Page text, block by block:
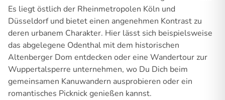
Es liegt östlich der Rheinmetropolen Köln und
Düsseldorf und bietet einen angenehmen Kontrast zu
deren urbanem Charakter. Hier lässt sich beispielsweise
das abgelegene Odenthal mit dem historischen
Altenberger Dom entdecken oder eine Wandertour zur
Wuppertalsperre unternehmen, wo Du Dich beim
gemeinsamen Kanuwandern ausprobieren oder ein
romantisches Picknick genießen kannst.